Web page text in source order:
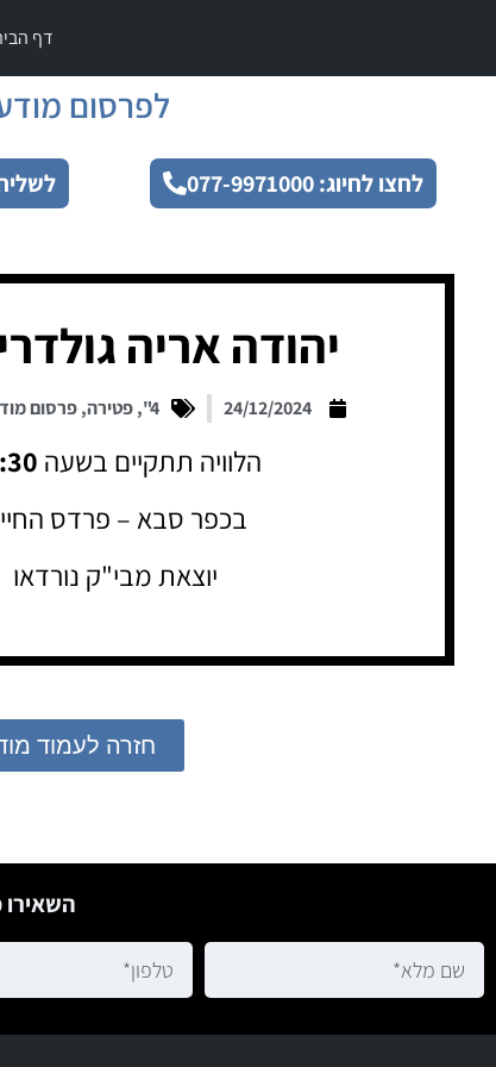
דף
לפרסום
לחצו לחיוג: 077-9971000
יהודה אריה
24/12/2024
4"
,פטירה,פרסום
הלוויה תתקיים בשעה
בכפר סבא – פרדס
יוצאת מבי"ק נורדאו
חזרה לעמוד
השאירו